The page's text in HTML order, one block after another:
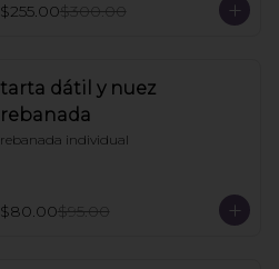
$255.00$300.00
tarta dátil y nuez
rebanada
rebanada individual
$80.00$95.00